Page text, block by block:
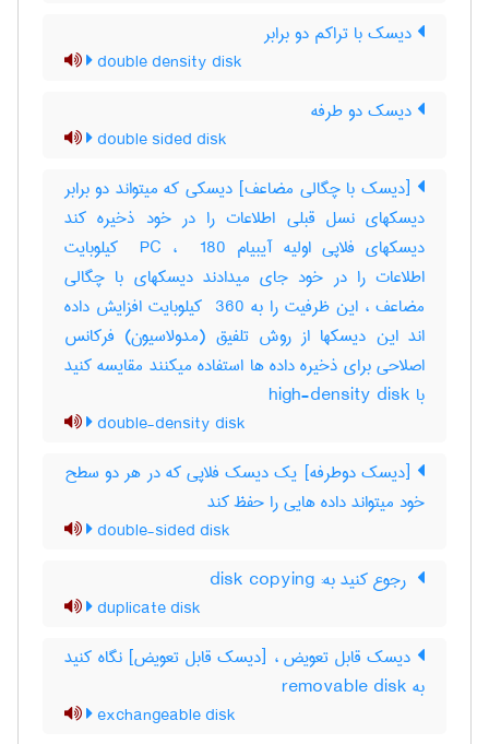
دیسک با تراکم دو برابر
double density disk
دیسک دو طرفه
double sided disk
[دیسک با چگالی مضاعف] دیسکی که میتواند دو برابر
دیسکهای نسل قبلی اطلاعات را در خود ذخیره کند
دیسکهای فلاپی اولیه آیبیام ‎ PC ، ‎ 180 کیلوبایت
اطلاعات را در خود جای میدادند دیسکهای با چگالی
مضاعف ، این ظرفیت را به ‎ 360 کیلوبایت افزایش داده
اند این دیسکها از روش تلفیق (مدولاسیون) فرکانس
اصلاحی برای ذخیره داده ها استفاده میکنند مقایسه کنید
با ‎ high-density disk
double-density disk
[دیسک دوطرفه] یک دیسک فلاپی که در هر دو سطح
خود میتواند داده هایی را حفظ کند
double-sided disk
duplicate disk
دیسک قابل تعویض ، [دیسک قابل تعویض] نگاه کنید
به ‎ removable disk
exchangeable disk